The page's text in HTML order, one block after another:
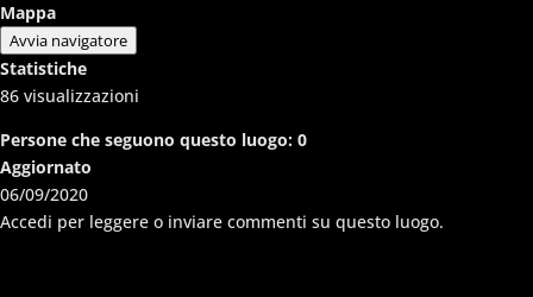
Mappa
Avvia navigatore
Statistiche
86 visualizzazioni
Persone che seguono questo luogo: 0
Aggiornato
06/09/2020
Accedi per leggere o inviare commenti su questo luogo.